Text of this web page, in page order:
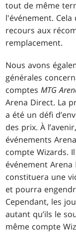
tout de même
l'événement.
recours aux
remplacement.
Nous avons
générales
comptesMTG
Arena Direct. La
a été un défi
des prix. À
événements
compte Wizards.
événement
constituera une
et pourra
Cependant, les
autant qu’ils le
même compte